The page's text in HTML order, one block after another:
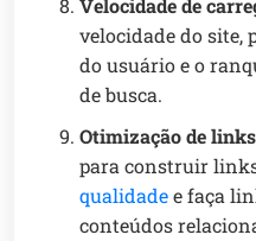
Velocidade de
velocidade do site,
do usuário e o
de busca.
Otimização de links
para construir
qualidadee faça
conteúdos